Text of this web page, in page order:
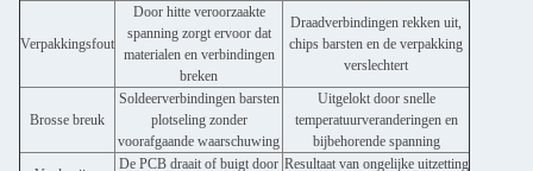
Verpakkingsfout
Door hitte veroorzaakte
spanning zorgt ervoor dat
materialen en verbindingen
breken
Draadverbindingen rekken uit,
chips barsten en de verpakking
verslechtert
Brosse breuk
Soldeerverbindingen barsten
plotseling zonder
voorafgaande waarschuwing
Uitgelokt door snelle
temperatuurveranderingen en
bijbehorende spanning
De PCB draait of buigt door Resultaat van ongelijke uitzetting